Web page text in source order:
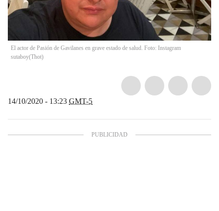
El actor de Pasión de Gavilanes en grave estado de salud. Foto: Instagram
sutaboy(Thot)
14/10/2020 - 13:23 GMT-5